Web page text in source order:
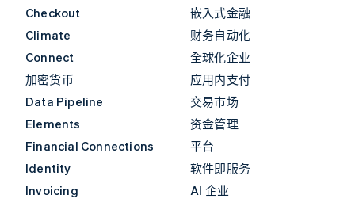
Checkout
Climate
Connect
加密货币
Data Pipeline
Elements
Financial Connections
Identity
Invoicing
嵌入式金融
财务自动化
全球化企业
应用内支付
交易市场
资金管理
平台
软件即服务
AI 企业